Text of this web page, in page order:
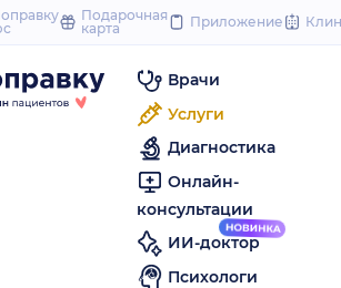
to
Закрыть
Подарочная
карта
Приложение
Врачи
Услуги
Диагностика
Онлайн-
консультации
ИИ-доктор
Психологи